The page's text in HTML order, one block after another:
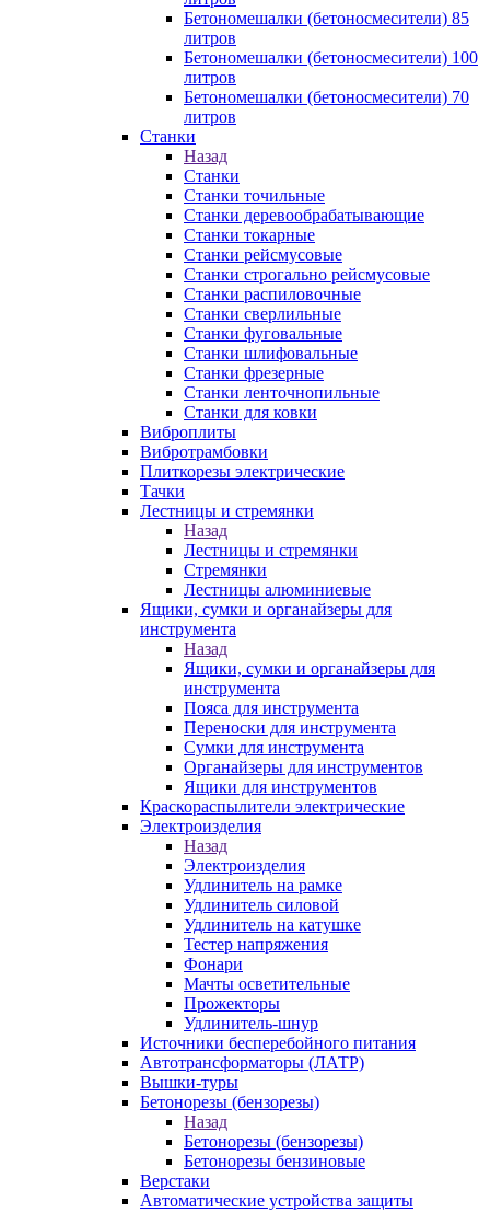
Бетономешалки (бетоносмесители) 85
литров
Бетономешалки (бетоносмесители) 100
литров
Бетономешалки (бетоносмесители) 70
литров
Станки
Назад
Станки
Станки точильные
Станки деревообрабатывающие
Станки токарные
Станки рейсмусовые
Станки строгально рейсмусовые
Станки распиловочные
Станки сверлильные
Станки фуговальные
Станки шлифовальные
Станки фрезерные
Станки ленточнопильные
Станки для ковки
Виброплиты
Вибротрамбовки
Плиткорезы электрические
Тачки
Лестницы и стремянки
Назад
Лестницы и стремянки
Стремянки
Лестницы алюминиевые
Ящики, сумки и органайзеры для
инструмента
Назад
Ящики, сумки и органайзеры для
инструмента
Пояса для инструмента
Переноски для инструмента
Сумки для инструмента
Органайзеры для инструментов
Ящики для инструментов
Краскораспылители электрические
Электроизделия
Назад
Электроизделия
Удлинитель на рамке
Удлинитель силовой
Удлинитель на катушке
Тестер напряжения
Фонари
Мачты осветительные
Прожекторы
Удлинитель-шнур
Источники бесперебойного питания
Автотрансформаторы (ЛАТР)
Вышки-туры
Бетонорезы (бензорезы)
Назад
Бетонорезы (бензорезы)
Бетонорезы бензиновые
Верстаки
Автоматические устройства защиты